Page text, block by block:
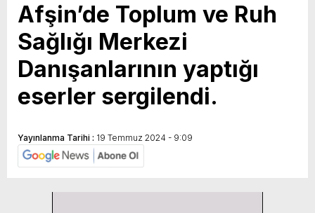
Afşin’de Toplum ve Ruh
Sağlığı Merkezi
Danışanlarının yaptığı
eserler sergilendi.
Yayınlanma Tarihi : 19 Temmuz 2024 - 9:09